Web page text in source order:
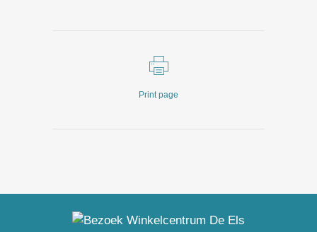
Print page